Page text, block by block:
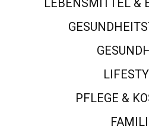
LEBENSMITTEL &
PFLEGE &